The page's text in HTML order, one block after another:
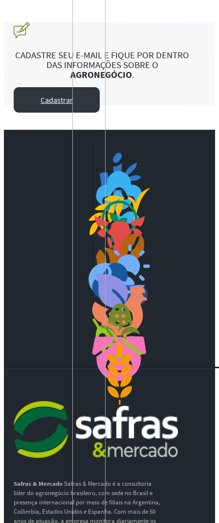
CADASTRE SEU E-MAIL E FIQUE POR DENTRO
DAS INFORMAÇÕES SOBRE O
AGRONEGÓCIO.
Cadastrar
Safras & MercadoSafras & Mercado é a consultoria
líder do agronegócio brasileiro, com sede no Brasil e
presença internacional por meio de filiais na Argentina,
Colômbia, Estados Unidos e Espanha. Com mais de 50
anos de atuação, a empresa monitora diariamente os